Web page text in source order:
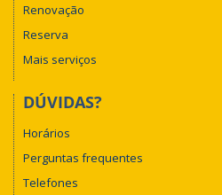
Renovação
Reserva
Mais serviços
DÚVIDAS?
Horários
Perguntas frequentes
Telefones